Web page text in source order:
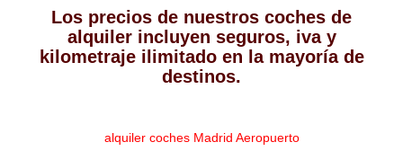
Los precios de nuestros coches de
alquiler incluyen seguros, iva y
kilometraje ilimitado en la mayoría de
destinos.
alquiler coches Madrid Aeropuerto